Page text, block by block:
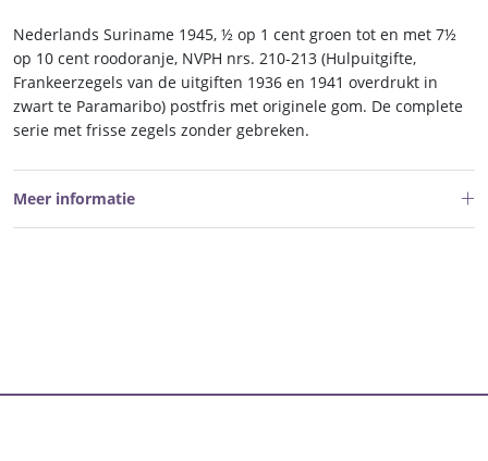
213
postfris
aantal
Nederlands Suriname 1945, ½ op 1 cent groen tot en met 7½
op 10 cent roodoranje, NVPH nrs. 210-213 (Hulpuitgifte,
Frankeerzegels van de uitgiften 1936 en 1941 overdrukt in
zwart te Paramaribo) postfris met originele gom. De complete
serie met frisse zegels zonder gebreken.
Meer informatie